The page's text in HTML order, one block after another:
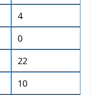
4
0
22
10